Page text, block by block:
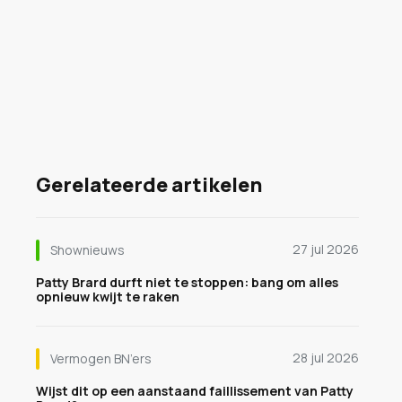
Gerelateerde artikelen
Shownieuws
27 jul 2026
Patty Brard durft niet te stoppen: bang om alles
opnieuw kwijt te raken
Vermogen BN’ers
28 jul 2026
Wijst dit op een aanstaand faillissement van Patty